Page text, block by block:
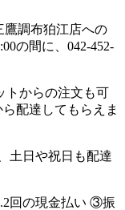
鷹調布狛江店への
の間に、042-452-
トからの注文も可
配達してもらえま
土日や祝日も配達
回の現金払い ③振